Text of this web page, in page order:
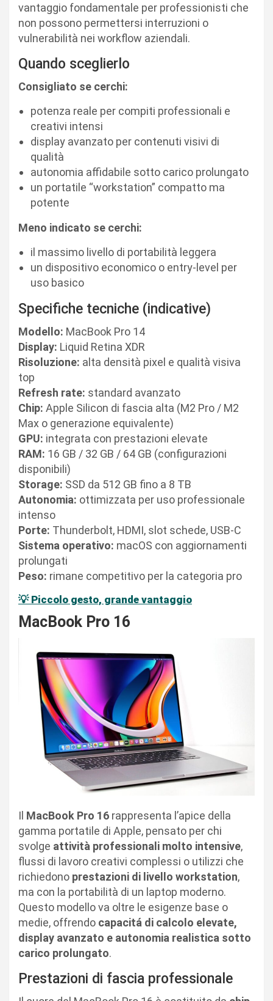
vantaggio fondamentale per professionisti che
non possono permettersi interruzioni o
vulnerabilità nei workflow aziendali.
Quando sceglierlo
Consigliato se cerchi:
potenza reale per compiti professionali e
creativi intensi
display avanzato per contenuti visivi di
qualità
autonomia affidabile sotto carico prolungato
un portatile “workstation” compatto ma
potente
Meno indicato se cerchi:
il massimo livello di portabilità leggera
un dispositivo economico o entry-level per
uso basico
Specifiche tecniche (indicative)
Modello: MacBook Pro 14
Display: Liquid Retina XDR
Risoluzione: alta densità pixel e qualità visiva
top
Refresh rate: standard avanzato
Chip: Apple Silicon di fascia alta (M2 Pro / M2
Max o generazione equivalente)
GPU: integrata con prestazioni elevate
RAM: 16 GB / 32 GB / 64 GB (configurazioni
disponibili)
Storage: SSD da 512 GB fino a 8 TB
Autonomia: ottimizzata per uso professionale
intenso
Porte: Thunderbolt, HDMI, slot schede, USB-C
Sistema operativo: macOS con aggiornamenti
prolungati
Peso: rimane competitivo per la categoria pro
💡 Piccolo gesto, grande vantaggio
MacBook Pro 16
Il MacBook Pro 16 rappresenta l’apice della
gamma portatile di Apple, pensato per chi
svolge attività professionali molto intensive,
flussi di lavoro creativi complessi o utilizzi che
richiedono prestazioni di livello workstation,
ma con la portabilità di un laptop moderno.
Questo modello va oltre le esigenze base o
medie, offrendo capacitá di calcolo elevate,
display avanzato e autonomia realistica sotto
carico prolungato.
Prestazioni di fascia professionale